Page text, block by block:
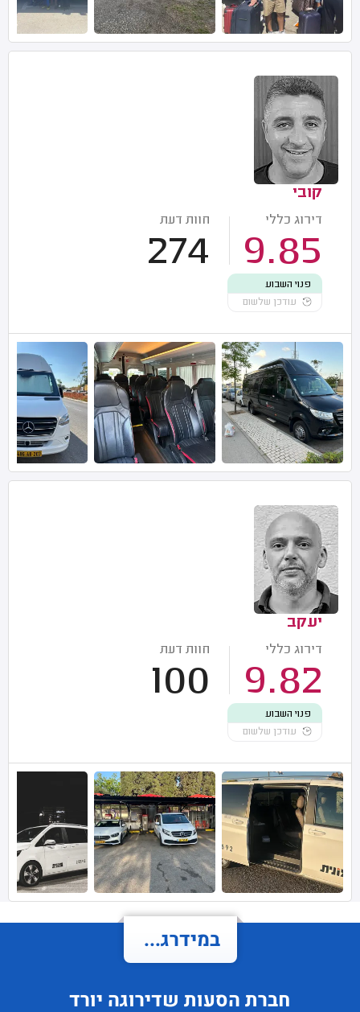
קובי
דירוג כללי
9.85
חוות דעת
274
פנוי השבוע
עודכן שלשום
יעקב
דירוג כללי
9.82
חוות דעת
100
פנוי השבוע
עודכן שלשום
במידרג...
חברת הסעות שדירוגה יורד